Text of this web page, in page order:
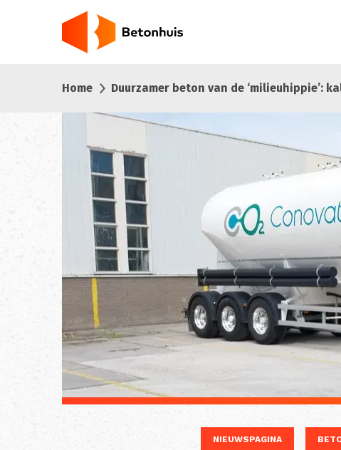
Home Duurzamer beton van de ‘milieuhippie’:
NIEUWSPAGINA